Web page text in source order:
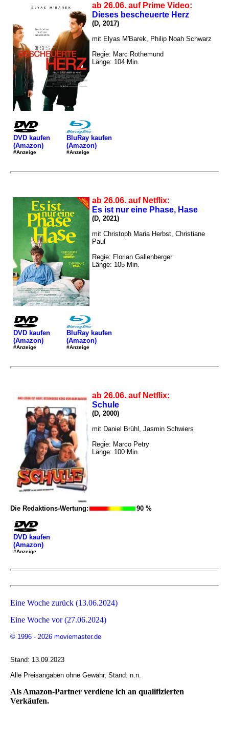
ab 26.06. auf Prime Video:
Dieses bescheuerte Herz
(D, 2017)
mit Elyas M'Barek, Philip Noah Schwarz
Regie: Marc Rothemund
Länge: 104 Min.
DVD kaufen
(Amazon)
#Anzeige
BluRay kaufen
(Amazon)
#Anzeige
ab 26.06. auf Netflix:
Es ist nur eine Phase, Hase
(D, 2021)
mit Christoph Maria Herbst, Christiane
Paul
Regie: Florian Gallenberger
Länge: 105 Min.
DVD kaufen
(Amazon)
#Anzeige
BluRay kaufen
(Amazon)
#Anzeige
ab 26.06. auf Netflix:
Schule
(D, 2000)
mit Daniel Brühl, Jasmin Schwiers
Regie: Marco Petry
Länge: 100 Min.
Die Redaktions-Wertung: 90 %
DVD kaufen
(Amazon)
#Anzeige
Eine Woche zurück (13.06.2024)
Eine Woche vor (27.06.2024)
© 1996 - 2026 moviemaster.de
Stand: 13.09.2023
Alle Preisangaben ohne Gewähr, Stand: n.n.
Als Amazon-Partner verdiene ich an qualifizierten
Verkäufen.